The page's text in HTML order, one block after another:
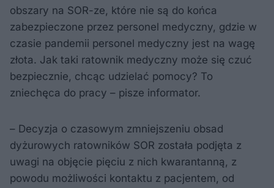
obszary na SOR-ze, które nie są do końca
zabezpieczone przez personel medyczny, gdzie w
czasie pandemii personel medyczny jest na wagę
złota. Jak taki ratownik medyczny może się czuć
bezpiecznie, chcąc udzielać pomocy? To
zniechęca do pracy – pisze informator.
– Decyzja o czasowym zmniejszeniu obsad
dyżurowych ratowników SOR została podjęta z
uwagi na objęcie pięciu z nich kwarantanną, z
powodu możliwości kontaktu z pacjentem, od